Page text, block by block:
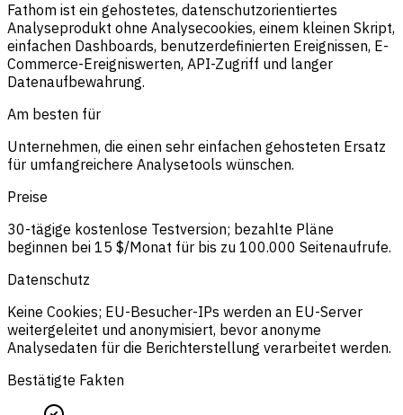
Fathom ist ein gehostetes, datenschutzorientiertes
Analyseprodukt ohne Analysecookies, einem kleinen Skript,
einfachen Dashboards, benutzerdefinierten Ereignissen, E-
Commerce-Ereigniswerten, API-Zugriff und langer
Datenaufbewahrung.
Am besten für
Unternehmen, die einen sehr einfachen gehosteten Ersatz
für umfangreichere Analysetools wünschen.
Preise
30-tägige kostenlose Testversion; bezahlte Pläne
beginnen bei 15 $/Monat für bis zu 100.000 Seitenaufrufe.
Datenschutz
Keine Cookies; EU-Besucher-IPs werden an EU-Server
weitergeleitet und anonymisiert, bevor anonyme
Analysedaten für die Berichterstellung verarbeitet werden.
Bestätigte Fakten